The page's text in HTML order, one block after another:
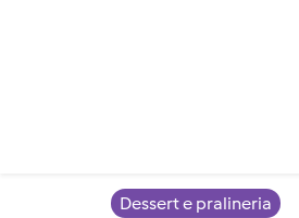
Dessert e pralineria